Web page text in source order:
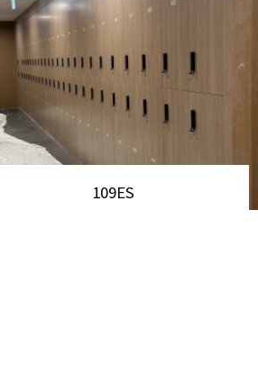
109ES